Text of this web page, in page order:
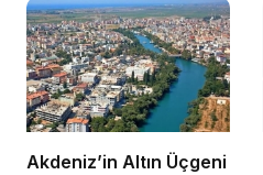
Akdeniz’in Altın Üçgeni